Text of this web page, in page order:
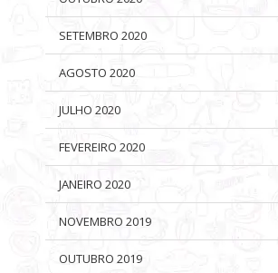
SETEMBRO 2020
AGOSTO 2020
JULHO 2020
FEVEREIRO 2020
JANEIRO 2020
NOVEMBRO 2019
OUTUBRO 2019